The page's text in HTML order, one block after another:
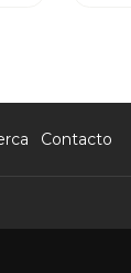
Contacto